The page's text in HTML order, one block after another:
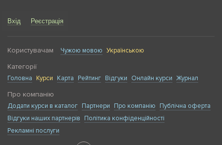
Вхід Реєстрація
Користувачам Чужою мовою Українською
Категорії
Головна Курси Карта Рейтинг Відгуки Онлайн курси Журнал
Про компанію
Додати курси в каталог Партнери Про компанію
Публічна оферта
Відгуки наших партнерів
Політика конфіденційності
Рекламні послуги